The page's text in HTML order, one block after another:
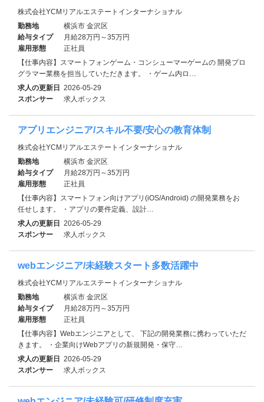
株式会社YCMリアルエステートインターナショナル
勤務地
横浜市 金沢区
給与タイプ
月給28万円～35万円
雇用形態
正社員
【仕事内容】スマートフォンゲーム・コンシューマーゲームの 開発プロ
グラマー業務を担当していただきます。 ・ゲーム内ロ…
求人の更新日 2026-05-29
スポンサー
求人ボックス
アプリエンジニア/スキル不要/安心の教育体制
株式会社YCMリアルエステートインターナショナル
勤務地
横浜市 金沢区
給与タイプ
月給28万円～35万円
雇用形態
正社員
【仕事内容】スマートフォン向けアプリ(iOS/Android) の開発業務をお
任せします。 ・アプリの要件定義、設計…
求人の更新日 2026-05-29
スポンサー
求人ボックス
webエンジニア/未経験スタート多数活躍中
株式会社YCMリアルエステートインターナショナル
勤務地
横浜市 金沢区
給与タイプ
月給28万円～35万円
雇用形態
正社員
【仕事内容】Webエンジニアとして、 下記の開発業務に携わっていただ
きます。 ・企業向けWebアプリの新規開発・保守…
求人の更新日 2026-05-29
スポンサー
求人ボックス